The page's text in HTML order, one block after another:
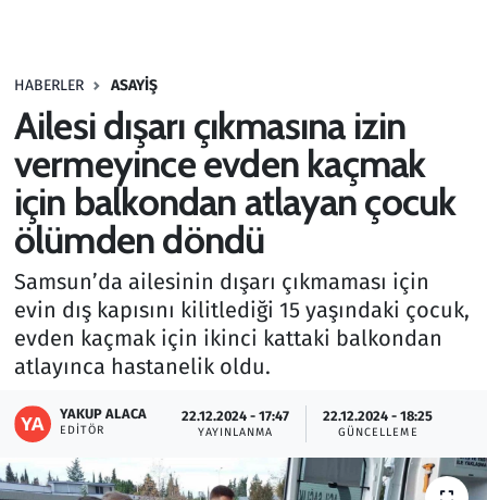
HABERLER ASAYIŞ
Ailesi dışarı çıkmasına izin
vermeyince evden kaçmak
için balkondan atlayan çocuk
ölümden döndü
Samsun’da ailesinin dışarı çıkmaması için
evin dış kapısını kilitlediği 15 yaşındaki çocuk,
evden kaçmak için ikinci kattaki balkondan
atlayınca hastanelik oldu.
YAKUP ALACA
EDITÖR
22.12.2024 - 17:47
YAYINLANMA
22.12.2024 - 18:25
GÜNCELLEME
Haber
Kültür Sanat
Kurumsal Haberler
Lezzet Durağı
Memur ve Kamu
Otomobil
Oyun
Ramazan